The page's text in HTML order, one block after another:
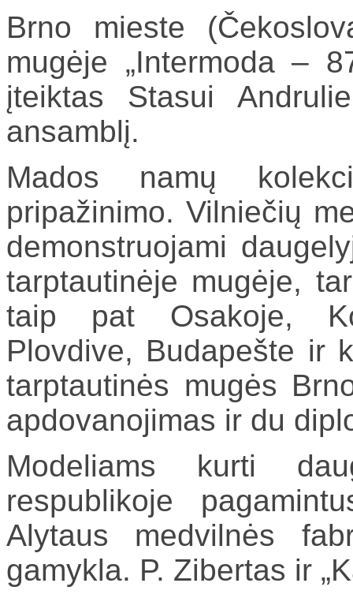
Brno mieste
mugėje „Intermoda –
įteiktas Stasui
ansamblį.
Mados namų
pripažinimo. Vilniečių
demonstruojami
tarptautinėje mugėje,
taip pat Osakoje,
Plovdive, Budapešte ir
tarptautinės mugės
apdovanojimas ir du
Modeliams kurti
respublikoje
Alytaus medvilnės
gamykla. P. Zibertas ir